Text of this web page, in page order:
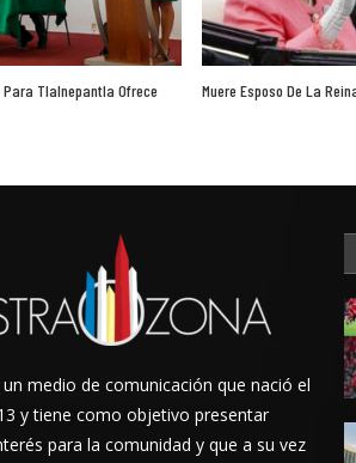
Tlalnepantla Ofrece
Muere Esposo De La
medio de comunicación que nació el
y tiene como objetivo presentar
para la comunidad y que a su vez